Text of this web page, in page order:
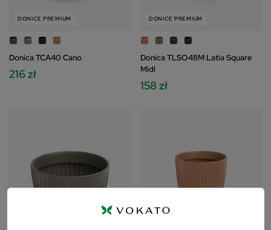
DONICE PREMIUM
Donica TCA40 Cano
216 zł
DONICE PREMIUM
Donica TLSO48M Latia Square
Midl
158 zł